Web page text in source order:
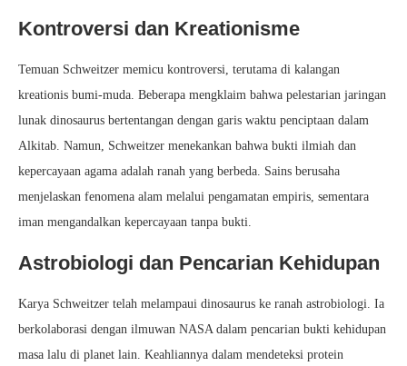
Kontroversi dan Kreationisme
Temuan Schweitzer memicu kontroversi, terutama di kalangan
kreationis bumi-muda. Beberapa mengklaim bahwa pelestarian jaringan
lunak dinosaurus bertentangan dengan garis waktu penciptaan dalam
Alkitab. Namun, Schweitzer menekankan bahwa bukti ilmiah dan
kepercayaan agama adalah ranah yang berbeda. Sains berusaha
menjelaskan fenomena alam melalui pengamatan empiris, sementara
iman mengandalkan kepercayaan tanpa bukti.
Astrobiologi dan Pencarian Kehidupan
Karya Schweitzer telah melampaui dinosaurus ke ranah astrobiologi. Ia
berkolaborasi dengan ilmuwan NASA dalam pencarian bukti kehidupan
masa lalu di planet lain. Keahliannya dalam mendeteksi protein